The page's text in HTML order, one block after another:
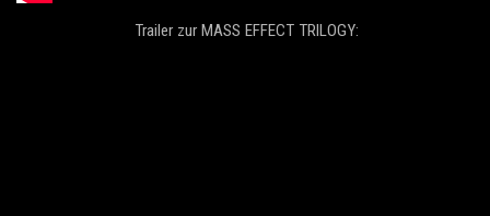
Trailer zur MASS EFFECT TRILOGY: